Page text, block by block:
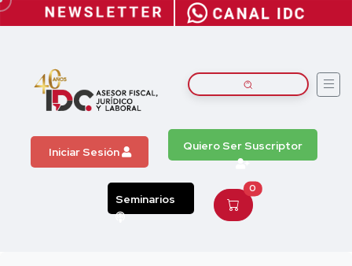
Iniciar Sesión Quiero Ser Suscriptor
Seminarios
0